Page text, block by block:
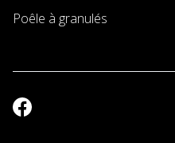
Poêle à granulés